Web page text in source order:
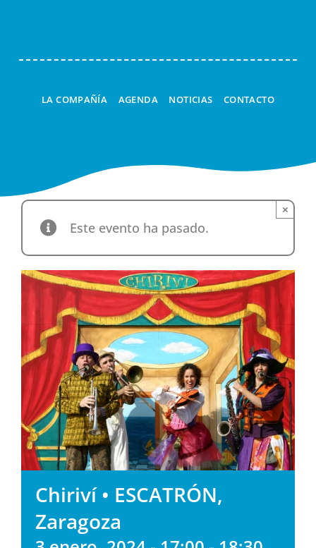
LA COMPAÑÍA AGENDA NOTICIAS CONTACTO
Este evento ha pasado.
×
Chiriví • ESCATRÓN,
Zaragoza